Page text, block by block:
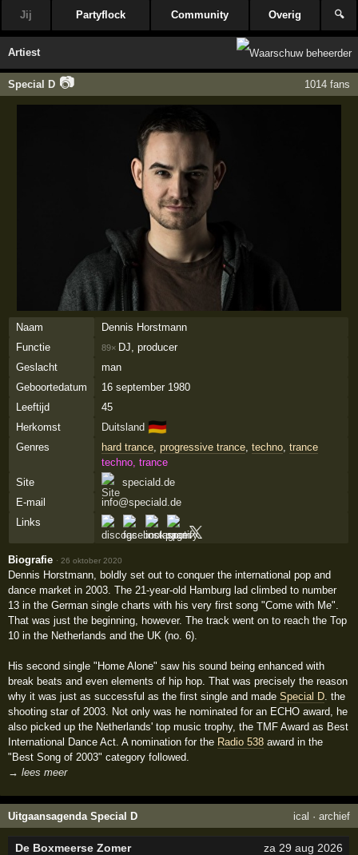
Jij Partyflock Community Overig 🔍
Artiest
Special D 📷 1014 fans
Naam
Dennis Horstmann
Functie
89× DJ, producer
Geslacht
man
Geboortedatum
16 september 1980
Leeftijd
45
Herkomst
Duitsland 🇩🇪
Genres hard trance, progressive trance, techno, trance
techno, trance
Site
speciald.de
E-mail
info@speciald.de
Links
Biografie ·26 oktober 2020
Dennis Horstmann, boldly set out to conquer the international pop and
dance market in 2003. The 21-year-old Hamburg lad climbed to number
13 in the German single charts with his very first song "Come with Me".
That was just the beginning, however. The track went on to reach the Top
10 in the Netherlands and the UK (no. 6).
His second single "Home Alone" saw his sound being enhanced with
break beats and even elements of hip hop. That was precisely the reason
why it was just as successful as the first single and madeSpecial D . the
shooting star of 2003. Not only was he nominated for an ECHO award, he
also picked up the Netherlands' top music trophy, the TMF Award as Best
International Dance Act. A nomination for the Radio 538 award in the
"Best Song of 2003" category followed.
→ lees meer
Uitgaansagenda Special D ical · archief
De Boxmeerse Zomer za 29 aug 2026